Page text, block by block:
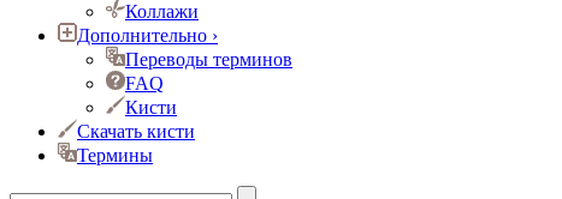
Коллажи
Дополнительно ›
Переводы терминов
FAQ
Кисти
Скачать кисти
Термины